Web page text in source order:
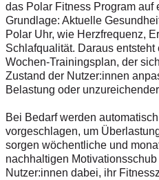
das Polar Fitness Program
Grundlage: Aktuelle
Polar Uhr, wie Herzfrequenz,
Schlafqualität. Daraus
Wochen-Trainingsplan, der
Zustand der Nutzer:innen
Belastung oder
Bei Bedarf werden
vorgeschlagen, um
sorgen wöchentliche und
nachhaltigen
Nutzer:innen dabei, ihr